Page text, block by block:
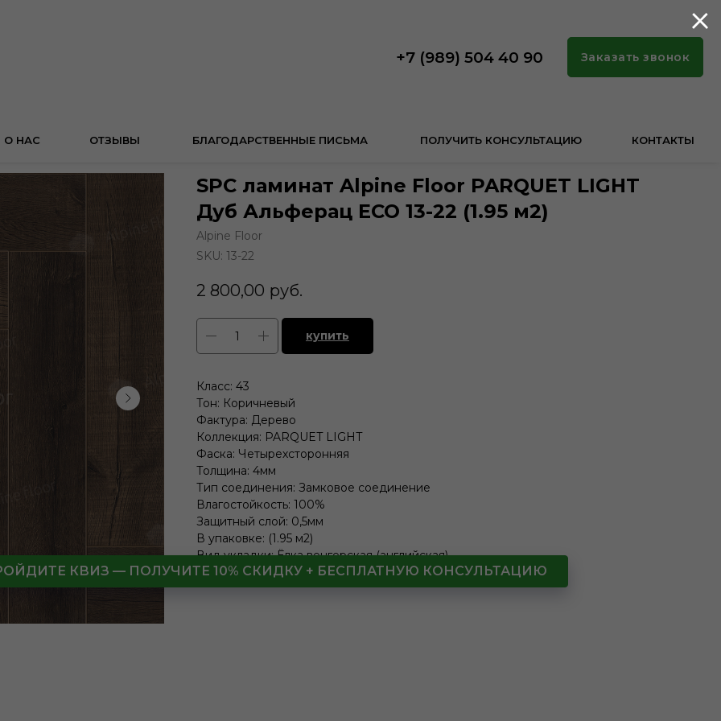
+7 (989) 504 40 90 Заказать звонок
О НАС КОНТАКТЫ
БЛАГОДАРСТВЕННЫЕ ПИСЬМА
ОТЗЫВЫ ПОЛУЧИТЬ КОНСУЛЬТАЦИЮ
SPC ламинат Alpine Floor PARQUET LIGHT
Дуб Альферац ЕСО 13-22 (1.95 м2)
Alpine Floor
SKU: 13-22
2 800,00 руб.
купить
Класс: 43
Тон: Коричневый
Фактура: Дерево
Коллекция: PARQUET LIGHT
Фаска: Четырехсторонняя
Толщина: 4мм
Тип соединения: Замковое соединение
Влагостойкость: 100%
Защитный слой: 0,5мм
В упаковке: (1.95 м2)
Вид укладки: Ёлка венгерская (английская)
LxWxH: 600x125x4 mm
КВИЗ — ПОЛУЧИТЕ 10% СКИДКУ + БЕСПЛАТНУЮ КОНСУЛЬТАЦИЮ